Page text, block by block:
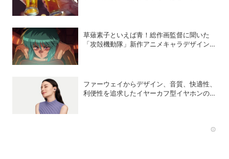
草薙素子といえば青！総作画監督に聞いた
「攻殻機動隊」新作アニメキャラデザインの
ファーウェイからデザイン、音質、快適性、
利便性を追求したイヤーカフ型イヤホンのフ